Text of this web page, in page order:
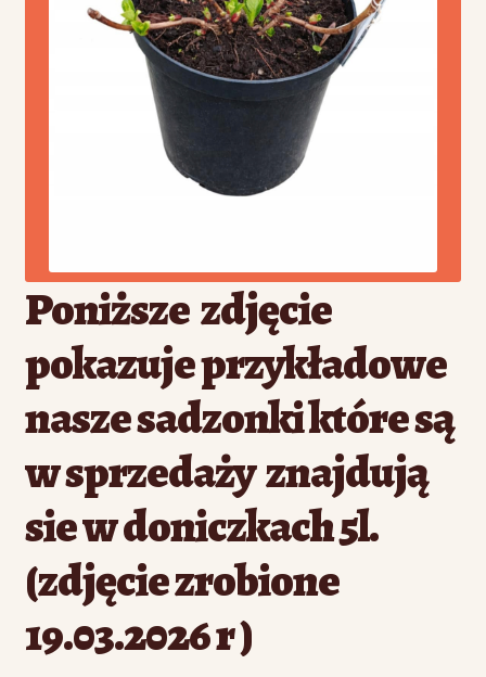
Poniższe zdjęcie
pokazuje przykładowe
nasze sadzonki które są
w sprzedaży znajdują
sie w doniczkach 5l.
(zdjęcie zrobione
19.03.2026 r )